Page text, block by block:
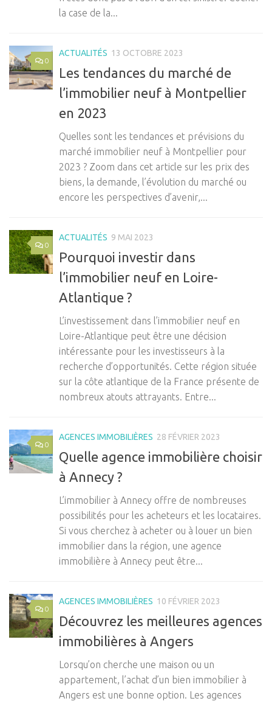
la case de la...
0
ACTUALITÉS 13 OCTOBRE 2023
Les tendances du marché de
l’immobilier neuf à Montpellier
en 2023
Quelles sont les tendances et prévisions du
marché immobilier neuf à Montpellier pour
2023 ? Zoom dans cet article sur les prix des
biens, la demande, l’évolution du marché ou
encore les perspectives d’avenir,...
0
ACTUALITÉS 9 MAI 2023
Pourquoi investir dans
l’immobilier neuf en Loire-
Atlantique ?
L’investissement dans l’immobilier neuf en
Loire-Atlantique peut être une décision
intéressante pour les investisseurs à la
recherche d’opportunités. Cette région située
sur la côte atlantique de la France présente de
nombreux atouts attrayants. Entre...
0
AGENCES IMMOBILIÈRES 28 FÉVRIER 2023
Quelle agence immobilière choisir
à Annecy ?
L’immobilier à Annecy offre de nombreuses
possibilités pour les acheteurs et les locataires.
Si vous cherchez à acheter ou à louer un bien
immobilier dans la région, une agence
immobilière à Annecy peut être...
0
AGENCES IMMOBILIÈRES 10 FÉVRIER 2023
Découvrez les meilleures agences
immobilières à Angers
Lorsqu’on cherche une maison ou un
appartement, l’achat d’un bien immobilier à
Angers est une bonne option. Les agences